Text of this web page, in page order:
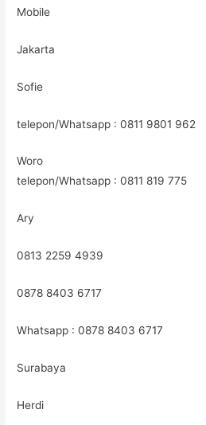
Mobile
Jakarta
Sofie
telepon/Whatsapp : 0811 9801 962
Woro
telepon/Whatsapp : 0811 819 775
Ary
0813 2259 4939
0878 8403 6717
Whatsapp : 0878 8403 6717
Surabaya
Herdi